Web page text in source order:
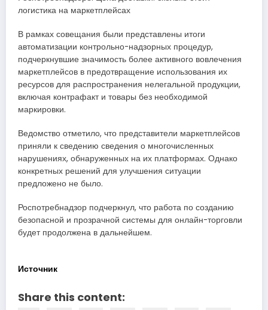
логистика на маркетплейсах
В рамках совещания были представлены итоги
автоматизации контрольно-надзорных процедур,
подчеркнувшие значимость более активного вовлечения
маркетплейсов в предотвращение использования их
ресурсов для распространения нелегальной продукции,
включая контрафакт и товары без необходимой
маркировки.
Ведомство отметило, что представители маркетплейсов
приняли к сведению сведения о многочисленных
нарушениях, обнаруженных на их платформах. Однако
конкретных решений для улучшения ситуации
предложено не было.
Роспотребнадзор подчеркнул, что работа по созданию
безопасной и прозрачной системы для онлайн-торговли
будет продолжена в дальнейшем.
Источник
Share this content: